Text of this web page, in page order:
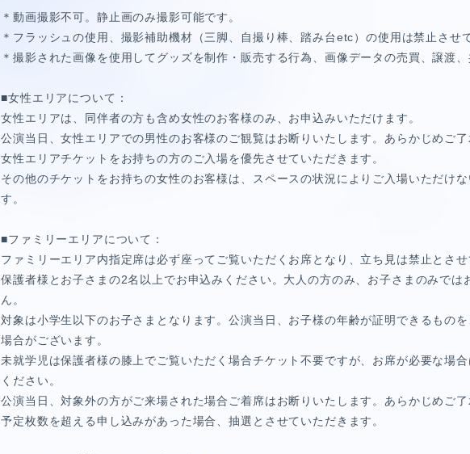
＊動画撮影不可。静止画のみ撮影可能です。
＊フラッシュの使用、撮影補助機材（三脚、自撮り棒、踏み台etc）の使用は禁止させ
＊撮影された画像を使用してグッズを制作・販売する行為、画像データの売買、譲渡、
■女性エリアについて：
女性エリアは、同伴者の方も含め女性のお客様のみ、お申込みいただけます。
公演当日、女性エリアでの男性のお客様のご観覧はお断りいたします。あらかじめご了
女性エリアチケットをお持ちの方のご入場を優先させていただきます。
その他のチケットをお持ちの女性のお客様は、スペースの状況によりご入場いただけ
す。
■ファミリーエリアについて：
ファミリーエリア内指定席は必ず座ってご覧いただくお席となり、立ち見は禁止とさせ
保護者様とお子さまの2名以上でお申込みください。大人の方のみ、お子さまのみでは
ん。
対象は小学生以下のお子さまとなります。公演当日、お子様の年齢が証明できるものを
場合がございます。
未就学児は保護者様の膝上でご覧いただく場合チケット不要ですが、お席が必要な場
ください。
公演当日、対象外の方がご来場された場合ご着席はお断りいたします。あらかじめご了
予定枚数を超える申し込みがあった場合、抽選とさせていただきます。